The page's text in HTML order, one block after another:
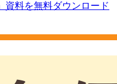
資料を無料ダウンロード